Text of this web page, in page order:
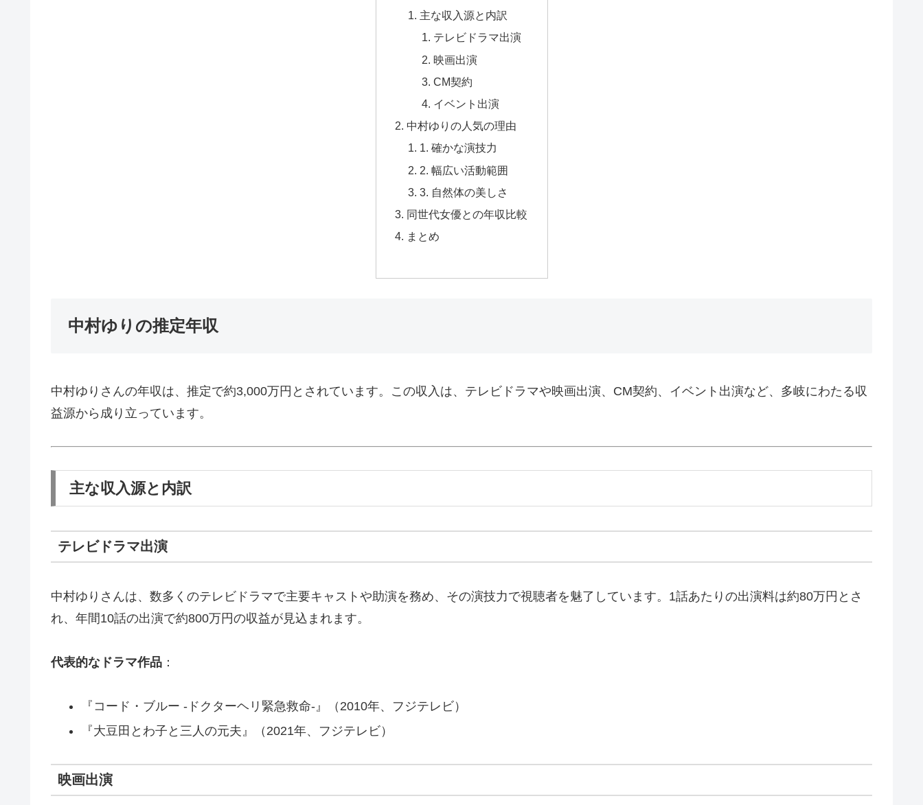
主な収入源と内訳
テレビドラマ出演
映画出演
CM契約
イベント出演
中村ゆりの人気の理由
1. 確かな演技力
2. 幅広い活動範囲
3. 自然体の美しさ
同世代女優との年収比較
まとめ
中村ゆりの推定年収
中村ゆりさんの年収は、推定で約3,000万円とされています。この収入は、テレビドラマや映画出演、CM契約、イベント出演など、多岐にわたる収
益源から成り立っています。
主な収入源と内訳
テレビドラマ出演
中村ゆりさんは、数多くのテレビドラマで主要キャストや助演を務め、その演技力で視聴者を魅了しています。1話あたりの出演料は約80万円とさ
れ、年間10話の出演で約800万円の収益が見込まれます。
代表的なドラマ作品 ：
『コード・ブルー -ドクターヘリ緊急救命-』（2010年、フジテレビ）
『大豆田とわ子と三人の元夫』（2021年、フジテレビ）
映画出演